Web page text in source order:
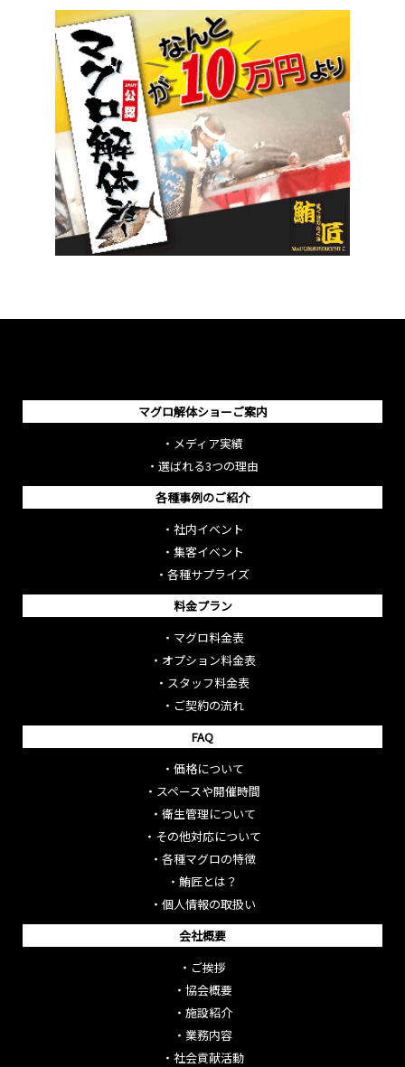
マグロ解体ショーご案内
・ メディア実績
・ 選ばれる3つの理由
各種事例のご紹介
・ 社内イベント
・ 集客イベント
・ 各種サプライズ
料金プラン
・ マグロ料金表
・ オプション料金表
・ スタッフ料金表
・ ご契約の流れ
FAQ
・ 価格について
・ スペースや開催時間
・ 衛生管理について
・ その他対応について
・ 各種マグロの特徴
・ 鮪匠とは？
・ 個人情報の取扱い
会社概要
・ ご挨拶
・ 協会概要
・ 施設紹介
・ 業務内容
・ 社会貢献活動